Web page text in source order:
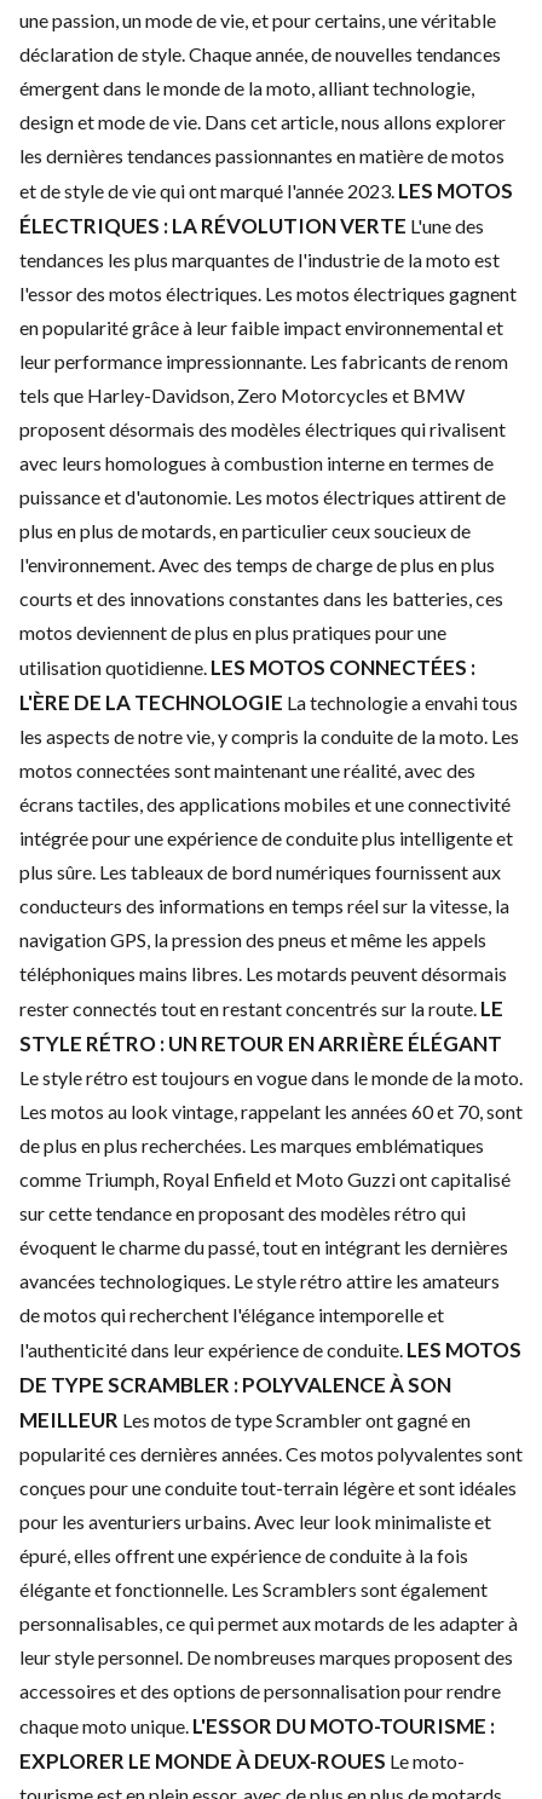
une passion, un mode de vie, et pour certains, une véritable
déclaration de style. Chaque année, de nouvelles tendances
émergent dans le monde de la moto, alliant technologie,
design et mode de vie. Dans cet article, nous allons explorer
les dernières tendances passionnantes en matière demotos
et de style de vie qui ont marqué l'année 2023. LES MOTOS
ÉLECTRIQUES : LA RÉVOLUTION VERTE L'une des
tendances les plus marquantes de l'industrie de la moto est
l'essor des motos électriques. Les motos électriques gagnent
en popularité grâce à leur faible impact environnemental et
leur performance impressionnante. Les fabricants de renom
tels que Harley-Davidson, Zero Motorcycles et BMW
proposent désormais des modèles électriques qui rivalisent
avec leurs homologues à combustion interne en termes de
puissance et d'autonomie. Les motos électriques attirent de
plus en plus de motards, en particulier ceux soucieux de
l'environnement. Avec des temps de charge de plus en plus
courts et des innovations constantes dans les batteries, ces
motos deviennent de plus en plus pratiques pour une
utilisation quotidienne. LES MOTOS CONNECTÉES :
L'ÈRE DE LA TECHNOLOGIE La technologie a envahi tous
les aspects de notre vie, y compris la conduite de la moto. Les
motos connectées sont maintenant une réalité, avec des
écrans tactiles, des applications mobiles et une connectivité
intégrée pour une expérience de conduite plus intelligente et
plus sûre. Les tableaux de bord numériques fournissent aux
conducteurs des informations en temps réel sur la vitesse, la
navigation GPS, la pression des pneus et même les appels
téléphoniques mains libres. Les motards peuvent désormais
rester connectés tout en restant concentrés sur la route. LE
STYLE RÉTRO : UN RETOUR EN ARRIÈRE ÉLÉGANT
Le style rétro est toujours en vogue dans le monde de la moto.
Les motos au look vintage, rappelant les années 60 et 70, sont
de plus en plus recherchées. Les marques emblématiques
comme Triumph, Royal Enfield et Moto Guzzi ont capitalisé
sur cette tendance en proposant des modèles rétro qui
évoquent le charme du passé, tout en intégrant les dernières
avancées technologiques. Le style rétro attire les amateurs
de motos qui recherchent l'élégance intemporelle et
l'authenticité dans leur expérience de conduite. LES MOTOS
DE TYPE SCRAMBLER : POLYVALENCE À SON
MEILLEUR Les motos de type Scrambler ont gagné en
popularité ces dernières années. Ces motos polyvalentes sont
conçues pour une conduite tout-terrain légère et sont idéales
pour les aventuriers urbains. Avec leur look minimaliste et
épuré, elles offrent une expérience de conduite à la fois
élégante et fonctionnelle. Les Scramblers sont également
personnalisables, ce qui permet aux motards de les adapter à
leur style personnel. De nombreuses marques proposent des
accessoires et des options de personnalisation pour rendre
chaque moto unique. L'ESSOR DU MOTO-TOURISME :
EXPLORER LE MONDE À DEUX-ROUES Le moto-